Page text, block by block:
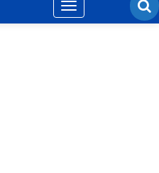
Toggle
navigation